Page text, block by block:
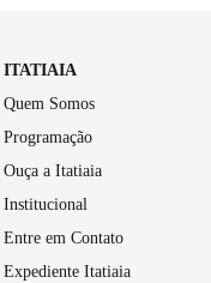
ITATIAIA
Quem Somos
Programação
Ouça a Itatiaia
Institucional
Entre em Contato
Expediente Itatiaia